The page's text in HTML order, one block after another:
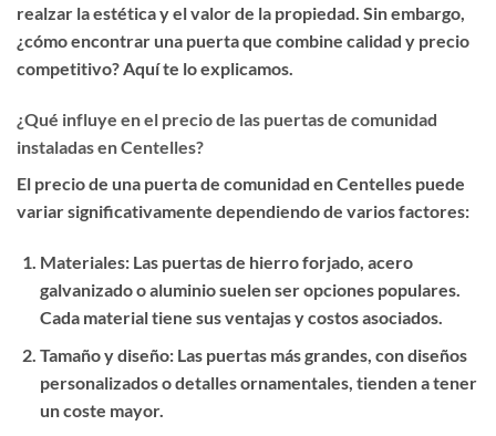
realzar la estética y el valor de la propiedad. Sin embargo,
¿cómo encontrar una puerta que combine calidad y precio
competitivo? Aquí te lo explicamos.
¿Qué influye en el precio de las puertas de comunidad
instaladas en Centelles?
El precio de una puerta de comunidad en Centelles puede
variar significativamente dependiendo de varios factores:
Materiales: Las puertas de hierro forjado, acero
galvanizado o aluminio suelen ser opciones populares.
Cada material tiene sus ventajas y costos asociados.
Tamaño y diseño: Las puertas más grandes, con diseños
personalizados o detalles ornamentales, tienden a tener
un coste mayor.